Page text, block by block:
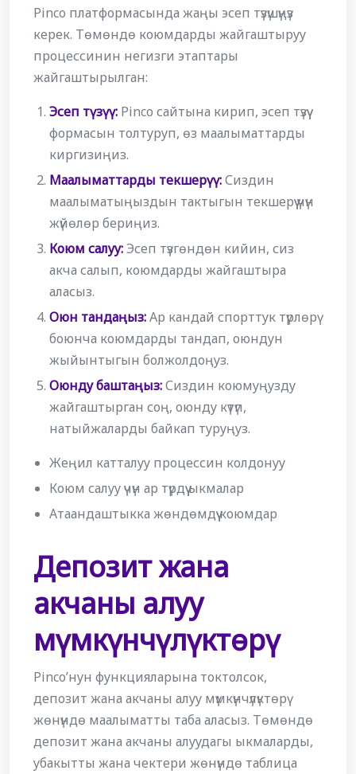
Pinco платформасында жаңы эсеп түзүшүңүз
керек. Төмөндө коюмдарды жайгаштыруу
процессинин негизги этаптары
жайгаштырылган:
Эсеп түзүү: Pinco сайтына кирип, эсеп түзүү
формасын толтуруп, өз маалыматтарды
киргизиңиз.
Маалыматтарды текшерүү:Сиздин
маалыматыңыздын тактыгын текшерүү үчүн
жүйөлөр бериңиз.
Коюм салуу:Эсеп түзгөндөн кийин, сиз
акча салып, коюмдарды жайгаштыра
аласыз.
Оюн тандаңыз:Ар кандай спорттук түрлөрү
боюнча коюмдарды тандап, оюндун
жыйынтыгын болжолдоңуз.
Оюнду баштаңыз:Сиздин коюмуңузду
жайгаштырган соң, оюнду күтүп,
натыйжаларды байкап туруңуз.
Жеңил катталуу процессин колдонуу
Коюм салуу үчүн ар түрдүү ыкмалар
Атаандаштыкка жөндөмдүү коюмдар
Депозит жана
акчаны алуу
мүмкүнчүлүктөрү
Pinco’нун функцияларына токтолсок,
депозит жана акчаны алуу мүмкүнчүлүктөрү
жөнүндө маалыматты таба аласыз. Төмөндө
депозит жана акчаны алуудагы ыкмаларды,
убакытты жана чектери жөнүндө таблица